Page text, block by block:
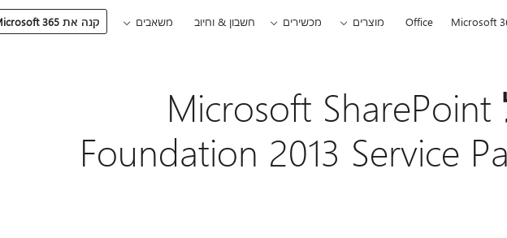
Microsoft
Office מוצרים מכשירים חשבון & וחיוב משאבים קנה את Microsoft 365
תיאור של Microsoft SharePoint
Foundation 2013 Service